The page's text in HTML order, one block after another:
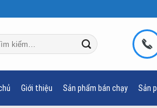
Giới thiệu Sản phẩm bán chạy Sản